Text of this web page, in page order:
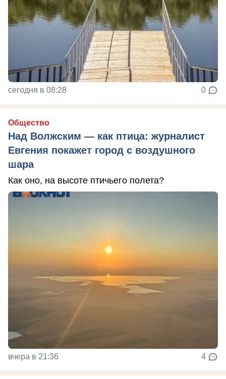
сегодня в 08:28 0
Общество
Над Волжским — как птица: журналист
Евгения покажет город с воздушного
шара
Как оно, на высоте птичьего полета?
вчера в 21:36 4